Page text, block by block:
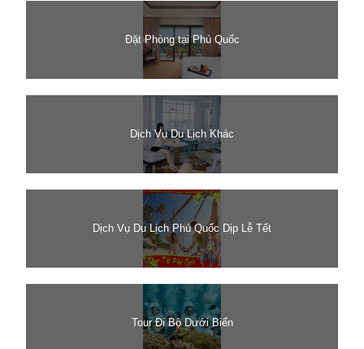
Đặt Phòng tại Phú Quốc
Dịch Vụ Du Lịch Khác
Dịch Vụ Du Lịch Phú Quốc Dịp Lễ Tết
Tour Đi Bộ Dưới Biển